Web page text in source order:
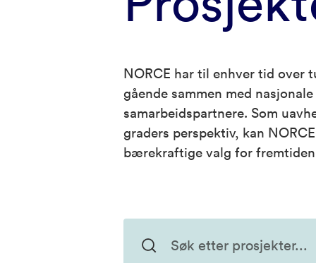
NORCE har til enhver tid over
gående sammen med
samarbeidspartnere. Som
graders perspektiv, kan
bærekraftige valg for